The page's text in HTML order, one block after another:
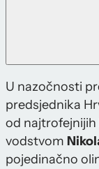
U nazočnosti
predsjednika
od
vodstvom
pojedinačno